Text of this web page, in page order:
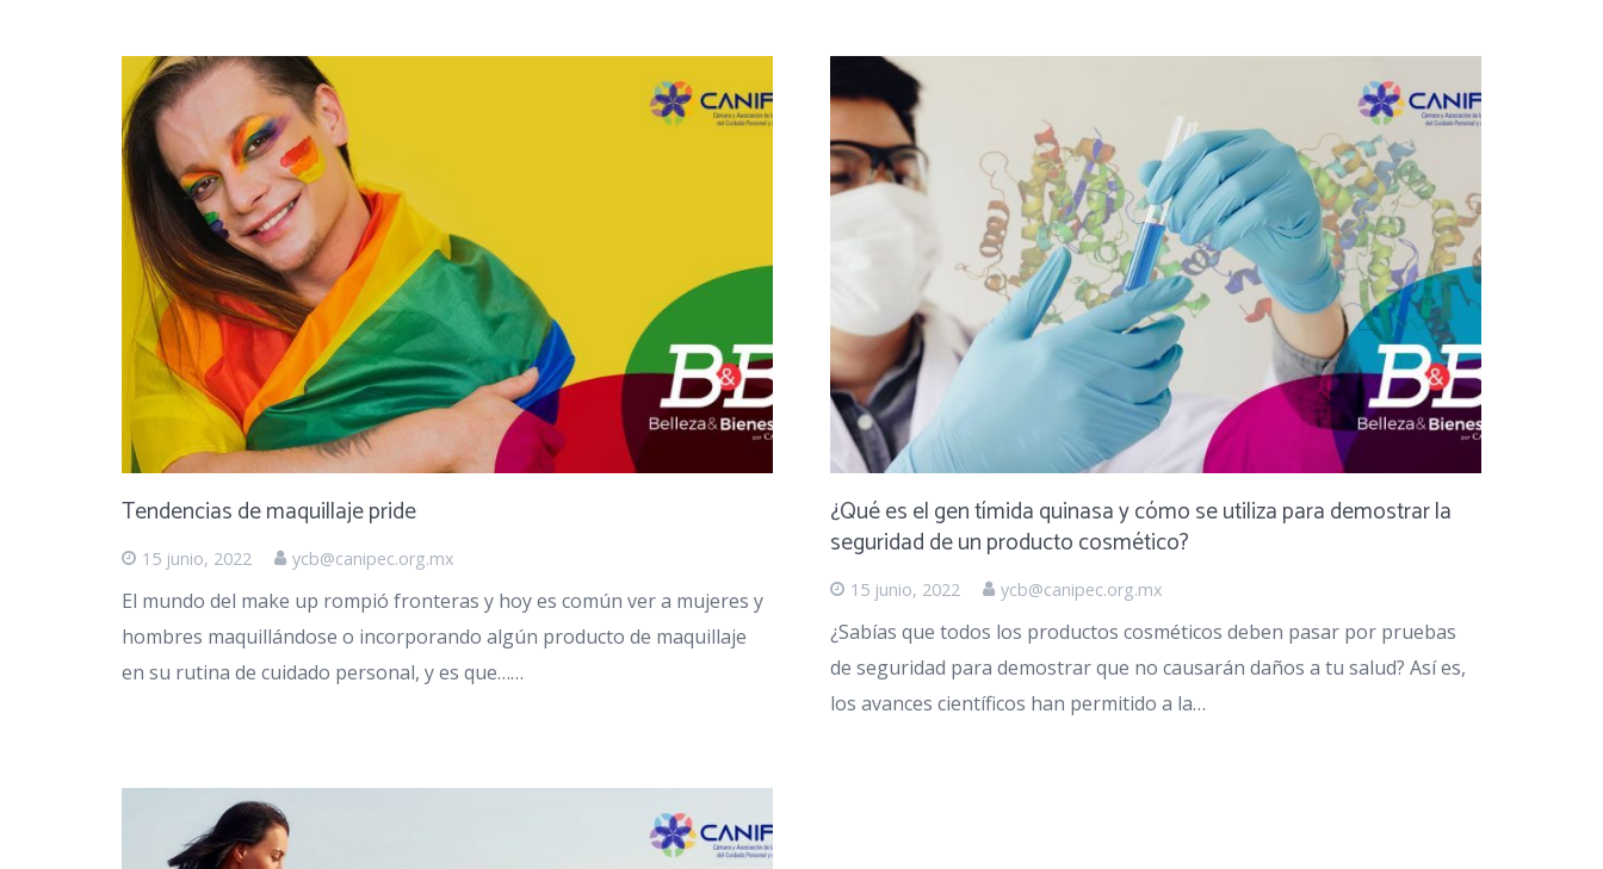
Tendencias de maquillaje pride
15 junio, 2022 ycb@canipec.org.mx
El mundo del make up rompió fronteras y hoy es común ver a mujeres y
hombres maquillándose o incorporando algún producto de maquillaje
en su rutina de cuidado personal, y es que……
¿Qué es el gen tímida quinasa y cómo se utiliza para demostrar la
seguridad de un producto cosmético?
15 junio, 2022 ycb@canipec.org.mx
¿Sabías que todos los productos cosméticos deben pasar por pruebas
de seguridad para demostrar que no causarán daños a tu salud? Así es,
los avances científicos han permitido a la…